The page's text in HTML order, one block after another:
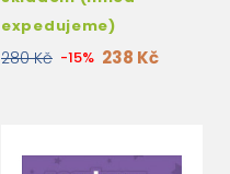
expedujeme)
280 Kč -15% 238 Kč